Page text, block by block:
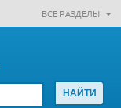
ВСЕ РАЗДЕЛЫ